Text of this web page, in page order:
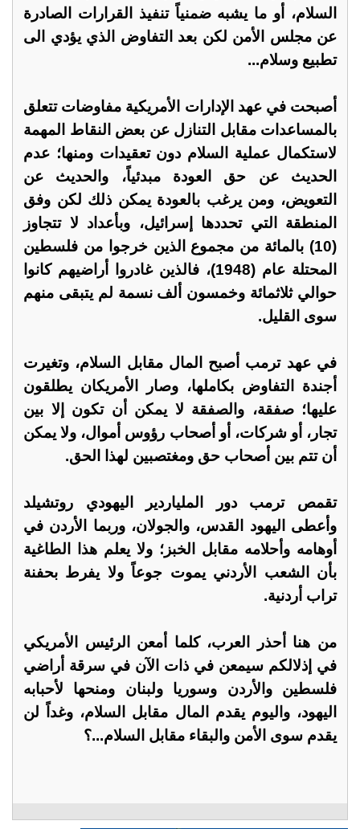
السلام، أو ما يشبه ضمنياً تنفيذ القرارات الصادرة
عن مجلس الأمن لكن بعد التفاوض الذي يؤدي الى
تطبيع وسلام...
أصبحت في عهد الإدارات الأمريكية مفاوضات تتعلق
بالمساعدات مقابل التنازل عن بعض النقاط المهمة
لاستكمال عملية السلام دون تعقيدات ومنها؛ عدم
الحديث عن حق العودة مبدئياً، والحديث عن
التعويض، ومن يرغب بالعودة يمكن ذلك لكن وفق
المنطقة التي تحددها إسرائيل، وبأعداد لا تتجاوز
(10) بالمائة من مجموع الذين خرجوا من فلسطين
المحتلة عام (1948)، فالذين غادروا أراضيهم كانوا
حوالي ثلاثمائة وخمسون ألف نسمة لم يتبقى منهم
سوى القليل.
في عهد ترمب أصبح المال مقابل السلام، وتغيرت
أجندة التفاوض بكاملها، وصار الأمريكان يطلقون
عليها؛ صفقة، والصفقة لا يمكن أن تكون إلا بين
تجار، أو شركات، أو أصحاب رؤوس أموال، ولا يمكن
أن تتم بين أصحاب حق ومغتصبين لهذا الحق.
تقمص ترمب دور الملياردير اليهودي روتشيلد
وأعطى اليهود القدس، والجولان، وربما الأردن في
أوهامه وأحلامه مقابل الخبز؛ ولا يعلم هذا الطاغية
بأن الشعب الأردني يموت جوعاً ولا يفرط بحفنة
تراب أردنية.
من هنا أحذر العرب، كلما أمعن الرئيس الأمريكي
في إذلالكم سيمعن في ذات الآن في سرقة أراضي
فلسطين والأردن وسوريا ولبنان ومنحها لأحبابه
اليهود، واليوم يقدم المال مقابل السلام، وغداً لن
يقدم سوى الأمن والبقاء مقابل السلام...؟